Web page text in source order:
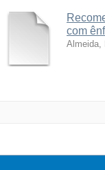
com
Almeida,